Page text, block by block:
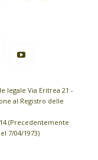
legale Via Eritrea 21 -
al Registro delle
(Precedentemente
7/04/1973)